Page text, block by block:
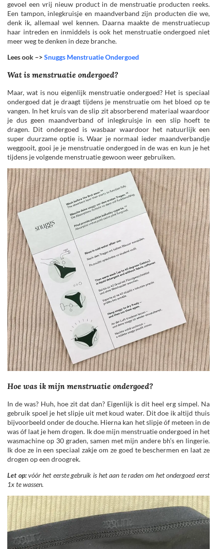
gevoel een vrij nieuw product in de menstruatie producten reeks.
Een tampon, inlegkruisje en maandverband zijn producten die we,
denk ik, allemaal wel kennen. Daarna maakte de menstruatiecup
haar intreden en inmiddels is ook het menstruatie ondergoed niet
meer weg te denken in deze branche.
Lees ook –> Snuggs Menstruatie Ondergoed
Wat is menstruatie ondergoed?
Maar, wat is nou eigenlijk menstruatie ondergoed? Het is speciaal
ondergoed dat je draagt tijdens je menstruatie om het bloed op te
vangen. In het kruis van de slip zit absorberend materiaal waardoor
je dus geen maandverband of inlegkruisje in een slip hoeft te
dragen. Dit ondergoed is wasbaar waardoor het natuurlijk een
super duurzame optie is. Waar je normaal ieder maandverbandje
weggooit, gooi je je menstruatie ondergoed in de was en kun je het
tijdens je volgende menstruatie gewoon weer gebruiken.
Hoe was ik mijn menstruatie ondergoed?
In de was? Huh, hoe zit dat dan? Eigenlijk is dit heel erg simpel. Na
gebruik spoel je het slipje uit met koud water. Dit doe ik altijd thuis
bijvoorbeeld onder de douche. Hierna kan het slipje óf meteen in de
was óf laat je hem drogen. Ik doe mijn menstruatie ondergoed in het
wasmachine op 30 graden, samen met mijn andere bh’s en lingerie.
Ik doe ze in een speciaal zakje om ze goed te beschermen en laat ze
drogen op een droogrek.
Let op:vóór het eerste gebruik is het aan te raden om het ondergoed eerst
1x te wassen.